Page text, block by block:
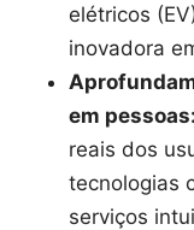
elétricos
inovadora
em pessoas:
reais dos
tecnologias
serviços